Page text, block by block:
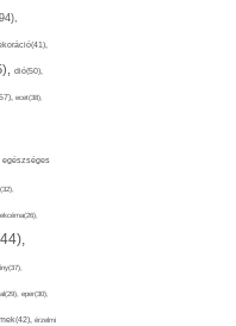
dió(50),
ecet(38),
egészséges
ekcéma(26),
eper(30),
érzelmi